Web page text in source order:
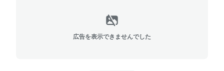
広告を表示できませんでした